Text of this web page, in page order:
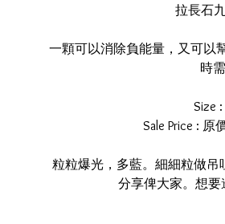
拉長石
一顆可以消除負能量，又可以
時
Size
Sale Price : 原
粒粒爆光，多藍。細細粒做吊
分享俾大家。想要